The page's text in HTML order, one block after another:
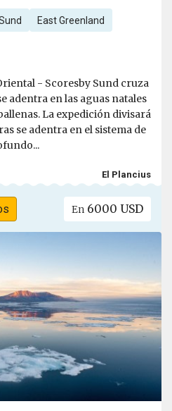
East Greenland
- Scoresby Sund cruza
adentra en las aguas natales
La expedición divisará
se adentra en el sistema de
El Plancius
En 6000 USD